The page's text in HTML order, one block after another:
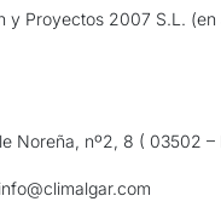
y Proyectos 2007 S.L. (en
Noreña, nº2, 8 ( 03502 –